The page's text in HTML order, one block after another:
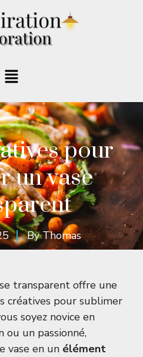
pour
un vase
ByThomas
transparent offre une
créatives pour sublimer
soyez novice en
ou un passionné,
vase en un élément